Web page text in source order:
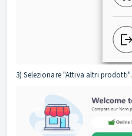
3) Selezionare "Attiva altri prodotti".